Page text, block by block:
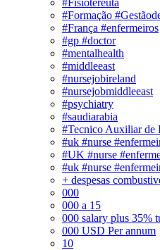
#Formação
#França #enfermeiros
#gp #doctor
#mentalhealth
#middleeast
#nursejobireland
#nursejobmiddleeast
#psychiatry
#saudiarabia
#Tecnico Auxiliar de
#uk #nurse
#UK #nurse
#uk #nurse
+ despesas
000
000 a 15
000 salary plus 35%
000 USD Per annum
10